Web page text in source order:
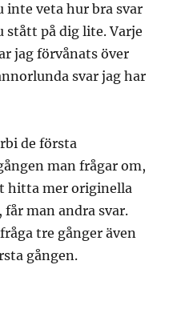
inte veta hur bra svar
stått på dig lite. Varje
jag förvånats över
svar jag har
de första
man frågar om,
hitta mer originella
man andra svar.
tre gånger även
gången.